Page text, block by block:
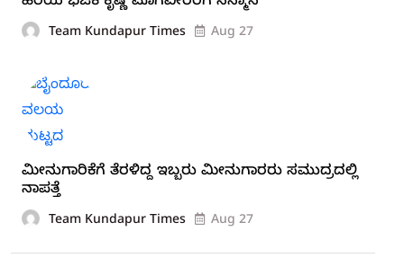
Team Kundapur Times Aug 27
ಮೀನುಗಾರಿಕೆಗೆ ತೆರಳಿದ್ದ ಇಬ್ಬರು ಮೀನುಗಾರರು ಸಮುದ್ರದಲ್ಲಿ
ನಾಪತ್ತೆ
Team Kundapur Times Aug 27